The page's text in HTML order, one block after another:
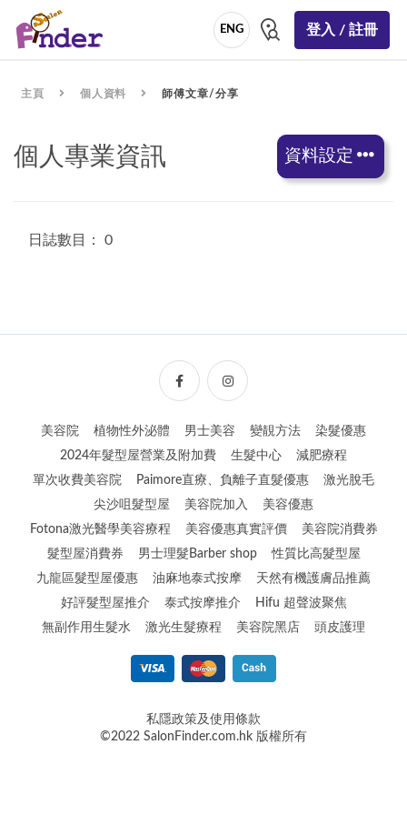
ENG 登入 / 註冊
主頁 個人資料 師傅文章/分享
個人專業資訊 資料設定
日誌數目： 0
美容院 植物性外泌體 男士美容 變靚方法
染髮優惠
2024年髮型屋營業及附加費
生髮中心
減肥療程
單次收費美容院
Paimore直療、負離子直髮優惠
激光脫毛
尖沙咀髮型屋
美容院加入
美容優惠
Fotona激光醫學美容療程
美容優惠真實評價
美容院消費券
髮型屋消費券
男士理髮Barber shop
性質比高髮型屋
九龍區髮型屋優惠
油麻地泰式按摩
天然有機護膚品推薦
好評髮型屋推介
泰式按摩推介
Hifu 超聲波聚焦
無副作用生髮水
激光生髮療程 美容院黑店 頭皮護理
私隱政策及使用條款
©2022 SalonFinder.com.hk 版權所有